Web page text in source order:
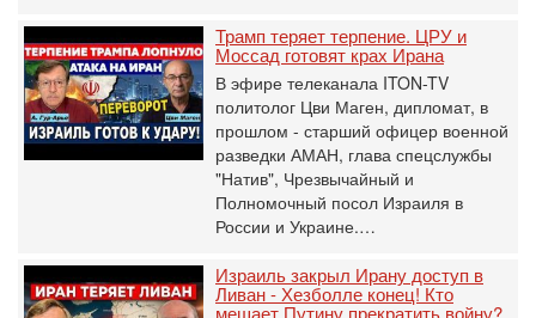
Трамп теряет терпение. ЦРУ и
Моссад готовят крах Ирана
В эфире телеканала ITON-TV
политолог Цви Маген, дипломат, в
прошлом - старший офицер военной
разведки АМАН, глава спецслужбы
"Натив", ‎Чрезвычайный и
Полномочный посол Израиля в
России и Украине.…
Израиль закрыл Ирану доступ в
Ливан - Хезболле конец! Кто
мешает Путину прекратить войну?